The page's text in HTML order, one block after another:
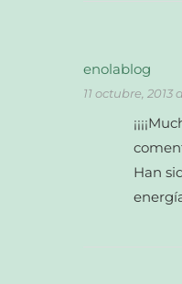
enolablog
11 octubre, 2013
Han